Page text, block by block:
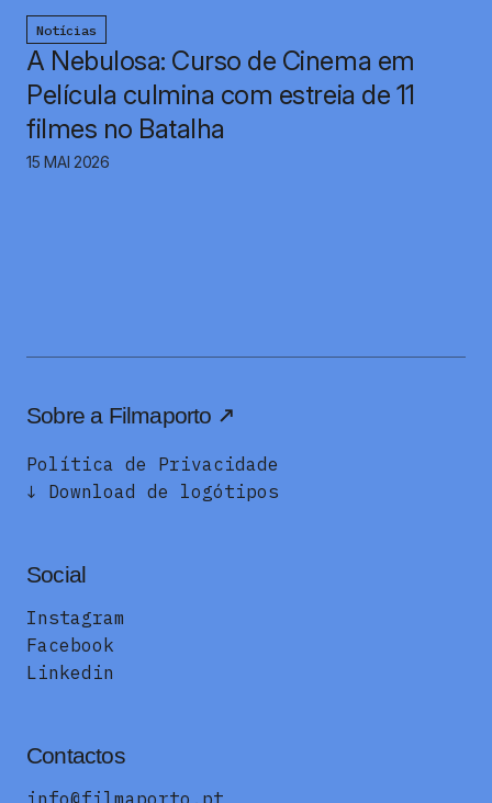
Notícias
A Nebulosa: Curso de Cinema em
Película culmina com estreia de 11
filmes no Batalha
15 MAI 2026
Sobre a Filmaporto
Política de Privacidade
↓ Download de logótipos
Social
Instagram
Facebook
Linkedin
Contactos